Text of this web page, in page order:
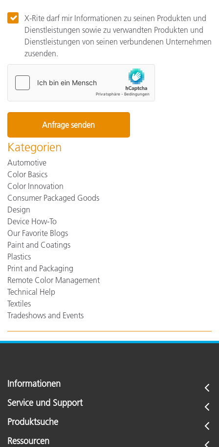
X-Rite darf mir Informationen zu seinen Produkten und
Dienstleistungen sowie zu verwandten Produkten und
Dienstleistungen von seinen verbundenen Unternehmen
zusenden.
Kategorien
Automotive
Color Basics
Color Innovation
Consumer Packaged Goods
Design
Device How-To
Our Favorite Blogs
Paint and Coatings
Plastics
Print and Packaging
Remote Color Management
Technical Help
Textiles
Tradeshows and Events
Informationen
Service und Support
Produktsuche
Ressourcen